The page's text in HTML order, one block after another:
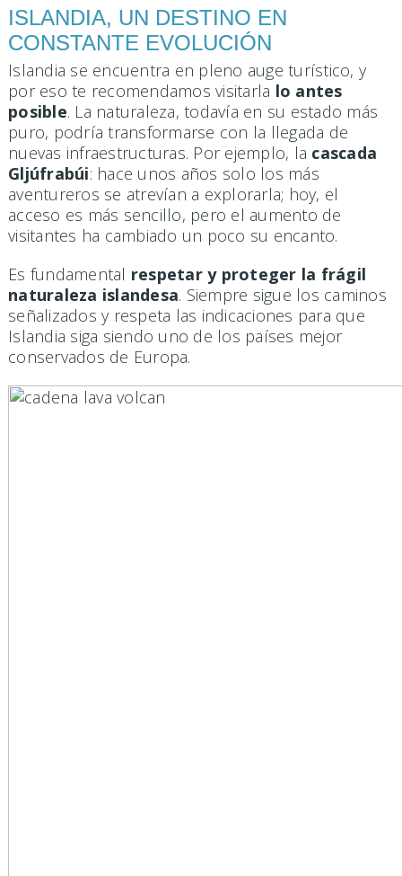
ISLANDIA, UN DESTINO EN
CONSTANTE EVOLUCIÓN
Islandia se encuentra en pleno auge turístico, y
por eso te recomendamos visitarla lo antes
posible. La naturaleza, todavía en su estado más
puro, podría transformarse con la llegada de
nuevas infraestructuras. Por ejemplo, la cascada
Gljúfrabúi: hace unos años solo los más
aventureros se atrevían a explorarla; hoy, el
acceso es más sencillo, pero el aumento de
visitantes ha cambiado un poco su encanto.
Es fundamental respetar y proteger la frágil
naturaleza islandesa. Siempre sigue los caminos
señalizados y respeta las indicaciones para que
Islandia siga siendo uno de los países mejor
conservados de Europa.